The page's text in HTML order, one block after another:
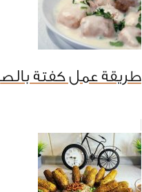
طريقة عمل كفتة